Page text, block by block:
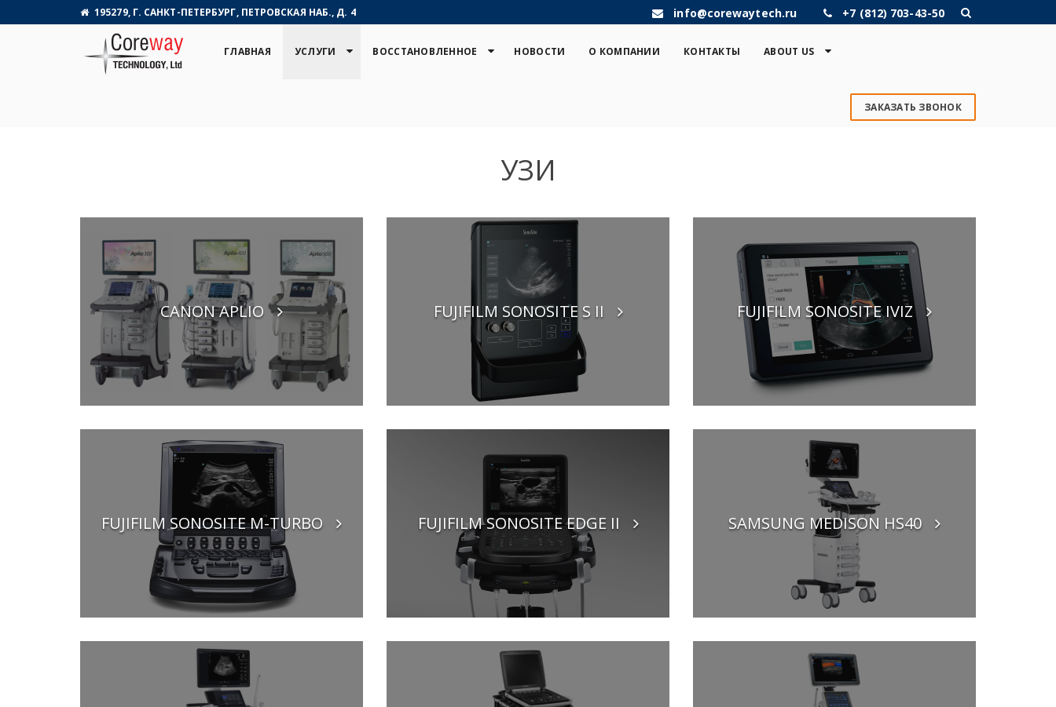
195279, Г. САНКТ-ПЕТЕРБУРГ, ПЕТРОВСКАЯ НАБ., Д. 4 info@corewaytech.ru +7 (812) 703-43-50
ГЛАВНАЯ УСЛУГИ ВОССТАНОВЛЕННОЕ НОВОСТИ О КОМПАНИИ КОНТАКТЫ ABOUT US
ЗАКАЗАТЬ ЗВОНОК
УЗИ
CANON APLIO FUJIFILM SONOSITE S II FUJIFILM SONOSITE IVIZ
FUJIFILM SONOSITE M-TURBO FUJIFILM SONOSITE EDGE II SAMSUNG MEDISON HS40